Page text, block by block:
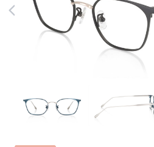
最新消息
Collection